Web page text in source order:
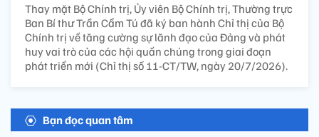
Thay mặt Bộ Chính trị, Ủy viên Bộ Chính trị, Thường trực
Ban Bí thư Trần Cẩm Tú đã ký ban hành Chỉ thị của Bộ
Chính trị về tăng cường sự lãnh đạo của Đảng và phát
huy vai trò của các hội quần chúng trong giai đoạn
phát triển mới (Chỉ thị số 11-CT/TW, ngày 20/7/2026).
Bạn đọc quan tâm